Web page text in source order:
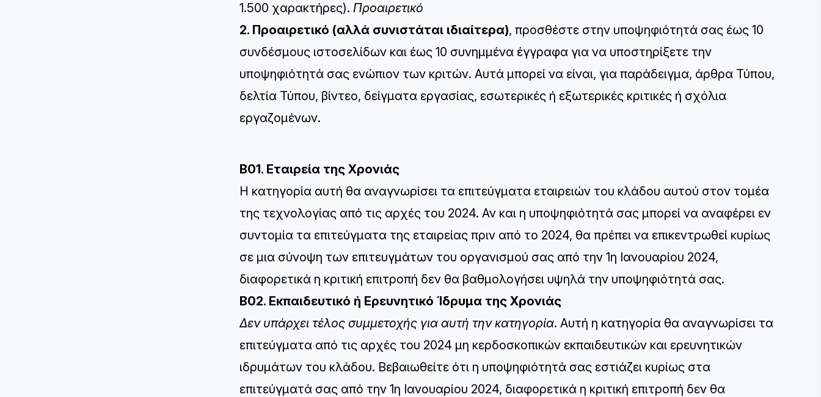
1.500 χαρακτήρες). Προαιρετικό
2. Προαιρετικό (αλλά συνιστάται ιδιαίτερα), προσθέστε στην υποψηφιότητά σας έως 10
συνδέσμους ιστοσελίδων και έως 10 συνημμένα έγγραφα για να υποστηρίξετε την
υποψηφιότητά σας ενώπιον των κριτών. Αυτά μπορεί να είναι, για παράδειγμα, άρθρα Τύπου,
δελτία Τύπου, βίντεο, δείγματα εργασίας, εσωτερικές ή εξωτερικές κριτικές ή σχόλια
εργαζομένων.
B01. Εταιρεία της Χρονιάς
Η κατηγορία αυτή θα αναγνωρίσει τα επιτεύγματα εταιρειών του κλάδου αυτού στον τομέα
της τεχνολογίας από τις αρχές του 2024. Αν και η υποψηφιότητά σας μπορεί να αναφέρει εν
συντομία τα επιτεύγματα της εταιρείας πριν από το 2024, θα πρέπει να επικεντρωθεί κυρίως
σε μια σύνοψη των επιτευγμάτων του οργανισμού σας από την 1η Ιανουαρίου 2024,
διαφορετικά η κριτική επιτροπή δεν θα βαθμολογήσει υψηλά την υποψηφιότητά σας.
B02. Εκπαιδευτικό ή Ερευνητικό Ίδρυμα της Χρονιάς
Δεν υπάρχει τέλος συμμετοχής για αυτή την κατηγορία. Αυτή η κατηγορία θα αναγνωρίσει τα
επιτεύγματα από τις αρχές του 2024 μη κερδοσκοπικών εκπαιδευτικών και ερευνητικών
ιδρυμάτων του κλάδου. Βεβαιωθείτε ότι η υποψηφιότητά σας εστιάζει κυρίως στα
επιτεύγματά σας από την 1η Ιανουαρίου 2024, διαφορετικά η κριτική επιτροπή δεν θα